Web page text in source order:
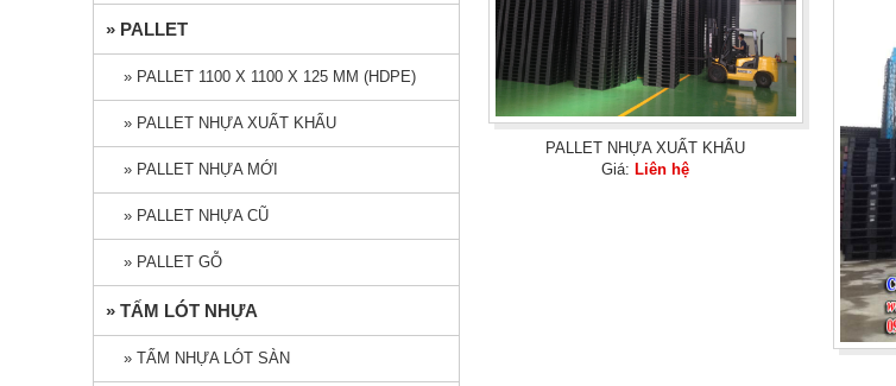
đi nước ngoài, đủ tiêu chuẩn quốc
Rất tiện cho việc đóng hàng đi
container xuất khẩu,...
Có thể tái xử dụng lại nhiều lần
trong việc lưu thông và vận chuyển
PALLET NHỰA XUẤT KHẨU
Giá: Liên hệ
» PALLET
» PALLET 1100 X 1100 X 125 MM (HDPE)
» PALLET NHỰA XUẤT KHẨU
» PALLET NHỰA MỚI
» PALLET NHỰA CŨ
» PALLET GỖ
» TẤM LÓT NHỰA
» TẤM NHỰA LÓT SÀN